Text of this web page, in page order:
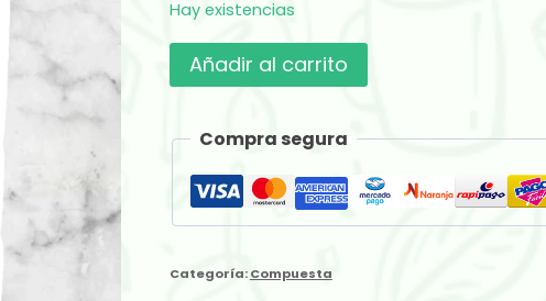
Hay existencias
Mate
Rojo
Hierbas
500
gr
cantidad
Añadir al carrito
Compra segura
Categoría:Compuesta